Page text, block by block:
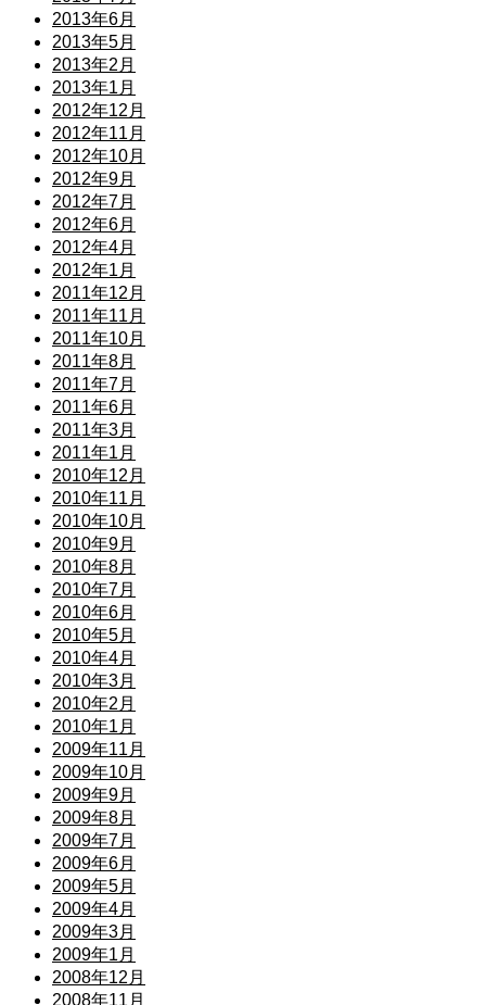
2013年6月
2013年5月
2013年2月
2013年1月
2012年12月
2012年11月
2012年10月
2012年9月
2012年7月
2012年6月
2012年4月
2012年1月
2011年12月
2011年11月
2011年10月
2011年8月
2011年7月
2011年6月
2011年3月
2011年1月
2010年12月
2010年11月
2010年10月
2010年9月
2010年8月
2010年7月
2010年6月
2010年5月
2010年4月
2010年3月
2010年2月
2010年1月
2009年11月
2009年10月
2009年9月
2009年8月
2009年7月
2009年6月
2009年5月
2009年4月
2009年3月
2009年1月
2008年12月
2008年11月